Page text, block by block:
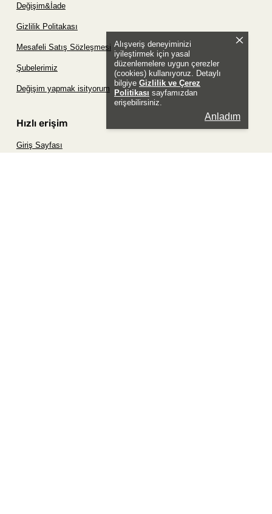
Alışveriş deneyiminizi
iyileştirmek için yasal
düzenlemelere uygun çerezler
(cookies) kullanıyoruz. Detaylı
bilgiye Gizlilik ve Çerez
Politikası sayfamızdan
erişebilirsiniz.
Anladım
Değişim&İade
Gizlilik Politakası
Mesafeli Satış Sözleşmesi
Şubelerimiz
Değişim yapmak isityorum
Hızlı erişim
Giriş Sayfası